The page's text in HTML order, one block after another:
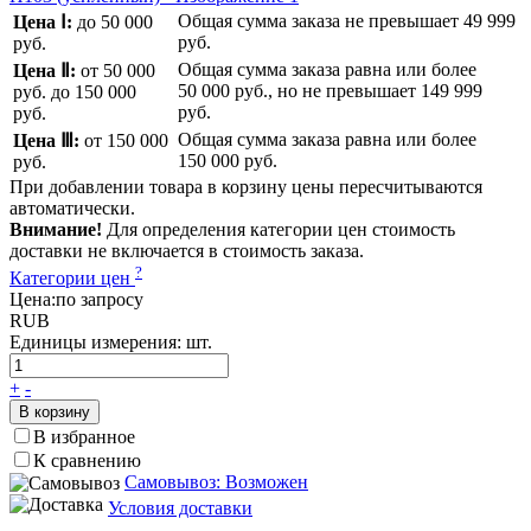
Цена Ⅰ: до 50 000
руб.
Общая сумма заказа не превышает 49 999
руб.
Цена Ⅱ: от 50 000
руб. до 150 000
руб.
Общая сумма заказа равна или более
50 000 руб., но не превышает 149 999
руб.
Цена Ⅲ: от 150 000
руб.
Общая сумма заказа равна или более
150 000 руб.
При добавлении товара в корзину цены пересчитываются
автоматически.
Внимание! Для определения категории цен стоимость
доставки не включается в стоимость заказа.
Категории цен ?
Цена:по запросу
RUB
Единицы измерения: шт.
+ -
В корзину
В избранное
К сравнению
Самовывоз: Возможен
Условия доставки